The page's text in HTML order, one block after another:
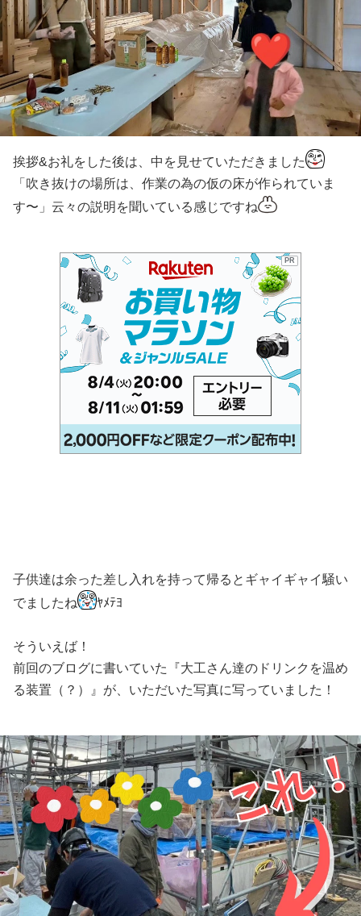
挨拶&お礼をした後は、中を見せていただきました
「吹き抜けの場所は、作業の為の仮の床が作られていま
す〜」云々の説明を聞いている感じですね
PR
子供達は余った差し入れを持って帰るとギャイギャイ騒い
でましたね
ﾔﾒﾃﾖ
そういえば！
前回のブログに書いていた『大工さん達のドリンクを温め
る装置（？）』が、いただいた写真に写っていました！